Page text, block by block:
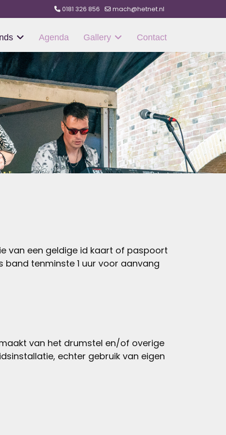
0181 326 856 mach@hetnet.nl
Agenda Gallery Contact
van een geldige id kaart of paspoort
tenminste 1 uur voor aanvang
van het drumstel en/of overige
echter gebruik van eigen